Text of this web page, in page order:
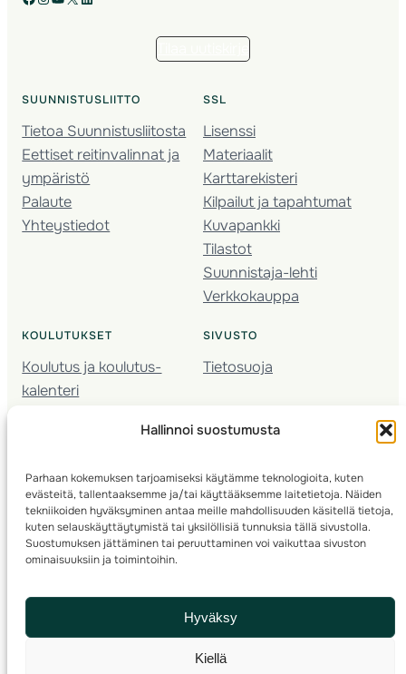
Hallinnoi suostumusta
Parhaan kokemuksen tarjoamiseksi käytämme teknologioita, kuten
evästeitä, tallentaaksemme ja/tai käyttääksemme laitetietoja. Näiden
tekniikoiden hyväksyminen antaa meille mahdollisuuden käsitellä tietoja,
kuten selauskäyttäytymistä tai yksilöllisiä tunnuksia tällä sivustolla.
Suostumuksen jättäminen tai peruuttaminen voi vaikuttaa sivuston
ominaisuuksiin ja toimintoihin.
Hyväksy
Kiellä
SUUNNISTUSLIITTO
Tietoa Suunnistusliitosta
Eettiset reitinvalinnat ja
ympäristö
Palaute
Yhteystiedot
SSL
Lisenssi
Materiaalit
Karttarekisteri
Kilpailut ja tapahtumat
Kuvapankki
Tilastot
Suunnistaja-lehti
Verkkokauppa
KOULUTUKSET
Koulutus ja koulutus­
kalenteri
Seura­kehittäminen
Kartoitus
Ratamestari
SIVUSTO
Tietosuoja
© 2025 ·Suomen Suunnistusliitto· Valimotie 10, 00380 Helsinki, Finland
info(a)suunnistusliitto.fi,Rastilipun asiat: rastilippu(a)suunnistusliitto.fi
Kilpailut ja kuntorastit – Rastilippu:::Rastilipun ohjeet